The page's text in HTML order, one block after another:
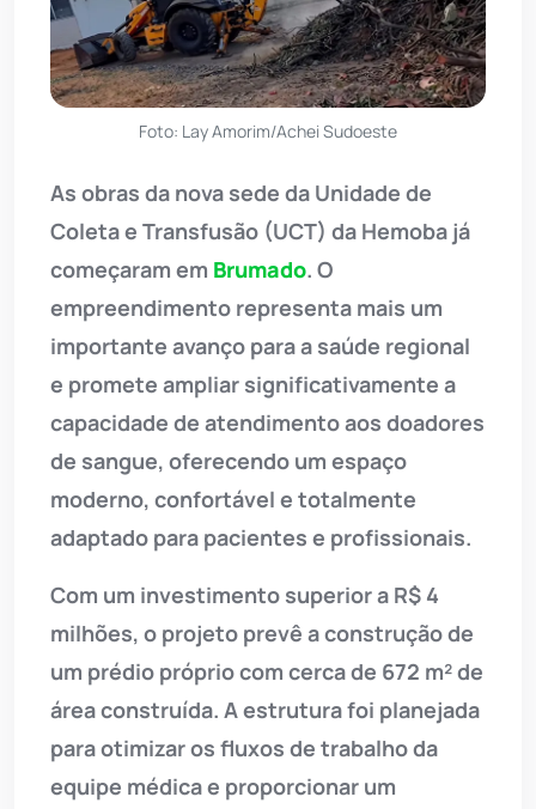
Foto: Lay Amorim/Achei Sudoeste
As obras da nova sede da Unidade de
Coleta e Transfusão (UCT) da Hemoba já
começaram em Brumado. O
empreendimento representa mais um
importante avanço para a saúde regional
e promete ampliar significativamente a
capacidade de atendimento aos doadores
de sangue, oferecendo um espaço
moderno, confortável e totalmente
adaptado para pacientes e profissionais.
Com um investimento superior a R$ 4
milhões, o projeto prevê a construção de
um prédio próprio com cerca de 672 m² de
área construída. A estrutura foi planejada
para otimizar os fluxos de trabalho da
equipe médica e proporcionar um